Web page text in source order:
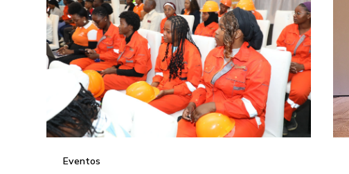
Eventos